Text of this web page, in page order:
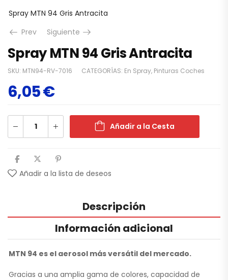
Spray MTN 94 Gris Antracita
Prev
Siguiente
Spray MTN 94 Gris Antracita
SKU: MTN94-RV-7016 CATEGORÍAS: En Spray, Pinturas Coches
6,05€
Añadir a la Cesta
Añadir a la lista de deseos
Descripción
Información adicional
MTN 94 es el aerosol más versátil del mercado.
Gracias a una amplia gama de colores, capacidad de